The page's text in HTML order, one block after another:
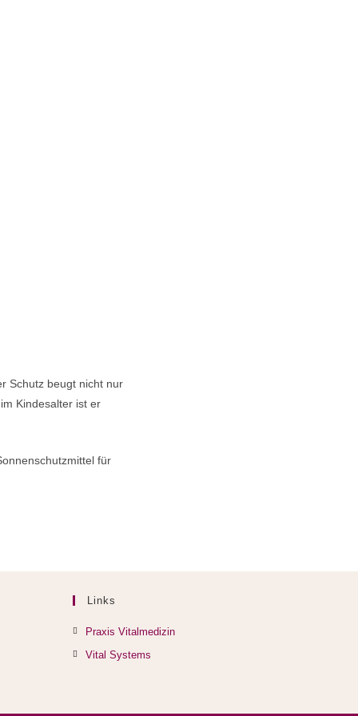
Schutz beugt nicht nur
Kindesalter ist er
für
Links
Praxis Vitalmedizin
Vital Systems